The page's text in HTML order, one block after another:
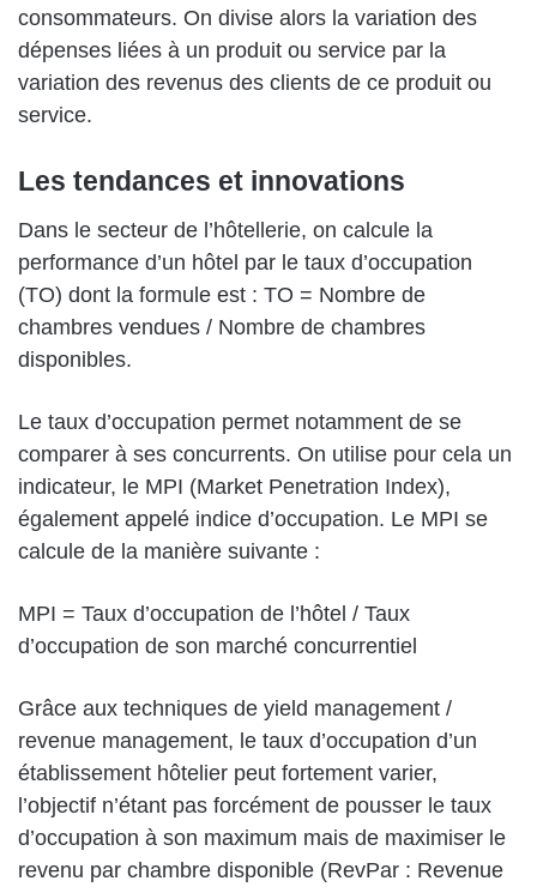
consommateurs. On divise alors la variation des
dépenses liées à un produit ou service par la
variation des revenus des clients de ce produit ou
service.
Les tendances et innovations
Dans le secteur de l’hôtellerie, on calcule la
performance d’un hôtel par le taux d’occupation
(TO) dont la formule est : TO = Nombre de
chambres vendues / Nombre de chambres
disponibles.
Le taux d’occupation permet notamment de se
comparer à ses concurrents. On utilise pour cela un
indicateur, le MPI (Market Penetration Index),
également appelé indice d’occupation. Le MPI se
calcule de la manière suivante :
MPI = Taux d’occupation de l’hôtel / Taux
d’occupation de son marché concurrentiel
Grâce aux techniques de yield management /
revenue management, le taux d’occupation d’un
établissement hôtelier peut fortement varier,
l’objectif n’étant pas forcément de pousser le taux
d’occupation à son maximum mais de maximiser le
revenu par chambre disponible (RevPar : Revenue